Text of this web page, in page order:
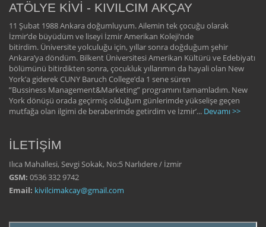
ATÖLYE KİVİ - KIVILCIM AKÇAY
11 Şubat 1988 Ankara doğumluyum. Ailemin tek çocuğu olarak
İzmir’de büyüdüm ve liseyi İzmir Amerikan Koleji’nde
bitirdim. Üniversite yolculuğu için, yıllar sonra doğduğum şehir
Ankara’ya döndüm. Bilkent Üniversitesi Amerikan Kültürü ve Edebiyatı
bölümünü bitirdikten sonra, çocukluk yıllarımın da hayali olan New
York’a giderek CUNY Baruch College’da 1 sene süren
”Bussiness Management&Marketing” programını tamamladım. New
York dönüşü orada geçirmiş olduğum günlerimde yükselişe geçen
mutfağa olan ilgimi de beraberimde getirdim ve İzmir’... Devamı >>
İLETİŞİM
Ilıca Mahallesi, Sevgi Sokak, No:5 Narlıdere / İzmir
GSM: 0536 332 9742
Email: kivilcimakcay@gmail.com